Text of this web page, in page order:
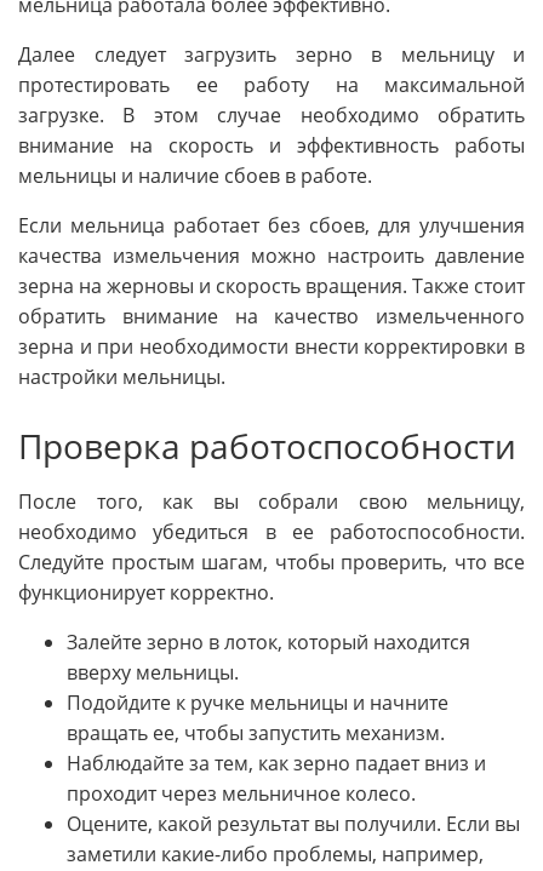
Далее следует загрузить зерно в мельницу и
протестировать ее работу на максимальной
загрузке. В этом случае необходимо обратить
внимание на скорость и эффективность работы
мельницы и наличие сбоев в работе.
Если мельница работает без сбоев, для улучшения
качества измельчения можно настроить давление
зерна на жерновы и скорость вращения. Также стоит
обратить внимание на качество измельченного
зерна и при необходимости внести корректировки в
настройки мельницы.
Проверка работоспособности
После того, как вы собрали свою мельницу,
необходимо убедиться в ее работоспособности.
Следуйте простым шагам, чтобы проверить, что все
функционирует корректно.
Залейте зерно в лоток, который находится
вверху мельницы.
Подойдите к ручке мельницы и начните
вращать ее, чтобы запустить механизм.
Наблюдайте за тем, как зерно падает вниз и
проходит через мельничное колесо.
Оцените, какой результат вы получили. Если вы
заметили какие-либо проблемы, например,